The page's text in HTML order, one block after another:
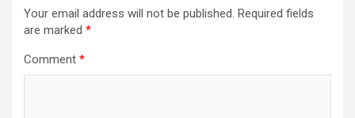
Your email address will not be published. Required fields
are marked *
Comment *